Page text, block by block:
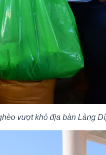
vượt khó địa bàn Làng